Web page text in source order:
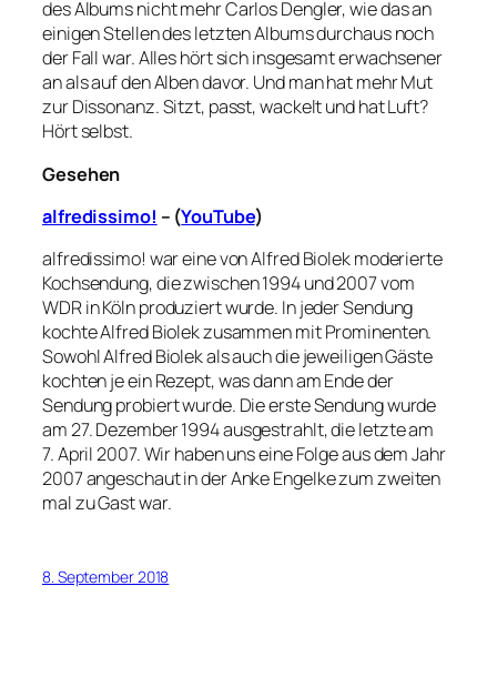
des Albums nicht mehr Carlos Dengler, wie das an
einigen Stellen des letzten Albums durchaus noch
der Fall war. Alles hört sich insgesamt erwachsener
an als auf den Alben davor. Und man hat mehr Mut
zur Dissonanz. Sitzt, passt, wackelt und hat Luft?
Hört selbst.
Gesehen
alfredissimo! – (YouTube)
alfredissimo! war eine von Alfred Biolek moderierte
Kochsendung, die zwischen 1994 und 2007 vom
WDR in Köln produziert wurde. In jeder Sendung
kochte Alfred Biolek zusammen mit Prominenten.
Sowohl Alfred Biolek als auch die jeweiligen Gäste
kochten je ein Rezept, was dann am Ende der
Sendung probiert wurde. Die erste Sendung wurde
am 27. Dezember 1994 ausgestrahlt, die letzte am
7. April 2007. Wir haben uns eine Folge aus dem Jahr
2007 angeschaut in der Anke Engelke zum zweiten
mal zu Gast war.
8. September 2018